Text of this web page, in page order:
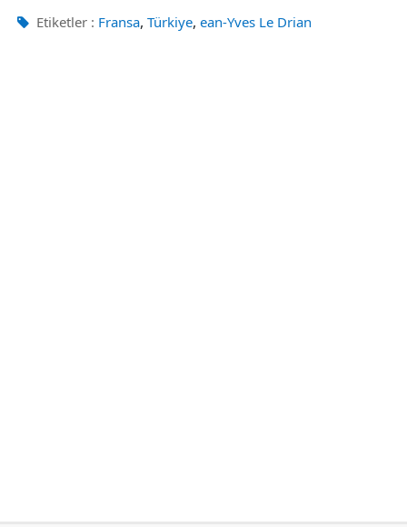
Etiketler : Fransa, Türkiye, ean-Yves Le Drian